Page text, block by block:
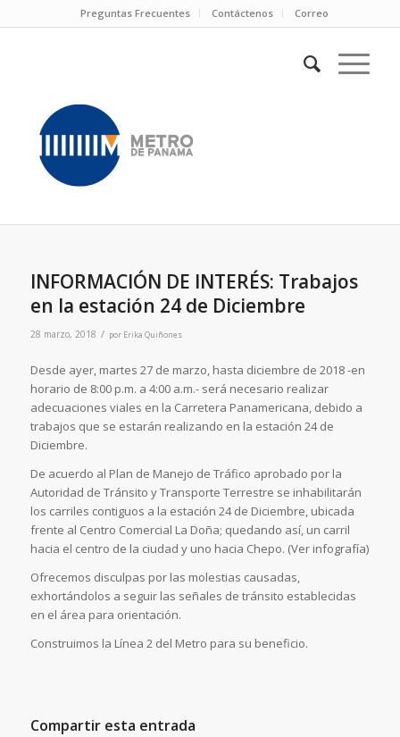
Preguntas Frecuentes Contáctenos Correo
INFORMACIÓN DE INTERÉS: Trabajos
en la estación 24 de Diciembre
28 marzo, 2018 / por Erika Quiñones
Desde ayer, martes 27 de marzo, hasta diciembre de 2018 -en
horario de 8:00 p.m. a 4:00 a.m.- será necesario realizar
adecuaciones viales en la Carretera Panamericana, debido a
trabajos que se estarán realizando en la estación 24 de
Diciembre.
De acuerdo al Plan de Manejo de Tráfico aprobado por la
Autoridad de Tránsito y Transporte Terrestre se inhabilitarán
los carriles contiguos a la estación 24 de Diciembre, ubicada
frente al Centro Comercial La Doña; quedando así, un carril
hacia el centro de la ciudad y uno hacia Chepo. (Ver infografía)
Ofrecemos disculpas por las molestias causadas,
exhortándolos a seguir las señales de tránsito establecidas
en el área para orientación.
Construimos la Línea 2 del Metro para su beneficio.
Compartir esta entrada